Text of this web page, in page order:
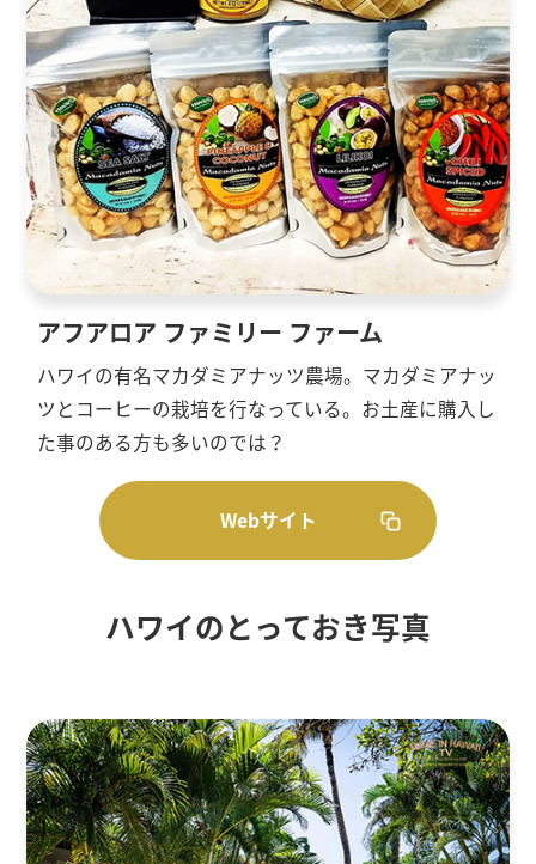
アフアロア ファミリー ファーム
ハワイの有名マカダミアナッツ農場。マカダミアナッ
ツとコーヒーの栽培を行なっている。お土産に購入し
た事のある方も多いのでは？
Webサイト
ハワイのとっておき写真